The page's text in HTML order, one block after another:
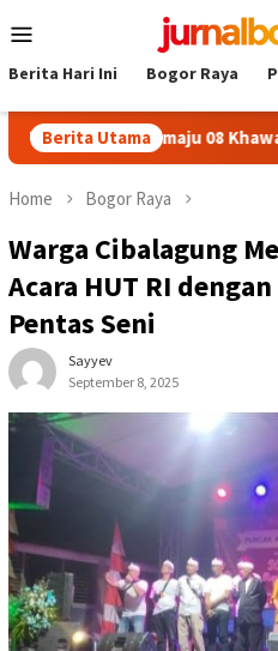
to
Menu
Berita Hari Ini Bogor Raya
Berita Utama
Sukamaju 08 Khawatir Ambruk
Home Bogor Raya
Warga Cibalagung
Acara HUT RI
Pentas Seni
Sayyev
September 8, 2025